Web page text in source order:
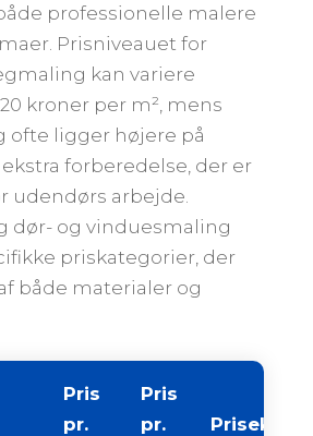
professionelle malere
Prisniveauet for
kan variere
kroner per m², mens
ofte ligger højere på
forberedelse, der er
udendørs arbejde.
dør- og vinduesmaling
priskategorier, der
både materialer og
Pris
pr.
Pris
pr.